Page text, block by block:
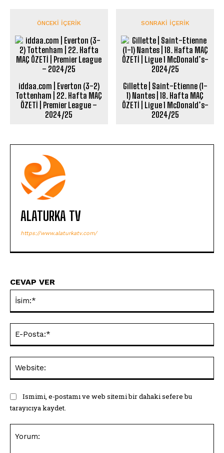
ÖNCEKI İÇERIK
iddaa.com | Everton (3-2)
Tottenham | 22. Hafta MAÇ
ÖZETİ | Premier League –
2024/25
SONRAKI İÇERIK
Gillette | Saint-Etienne (1-
1) Nantes | 18. Hafta MAÇ
ÖZETİ | Ligue 1 McDonald’s-
2024/25
ALATURKA TV
https://www.alaturkatv.com/
CEVAP VER
Ismimi, e-postamı ve web sitemi bir dahaki sefere bu
tarayıcıya kaydet.